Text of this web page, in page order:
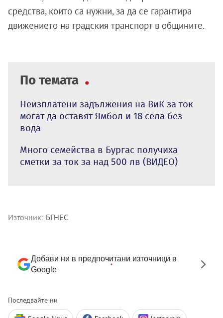
средства, които са нужни, за да се гарантира
движението на градския транспорт в общините.
По темата
Неизплатени задължения на ВиК за ток
могат да оставят Ямбол и 18 села без
вода
Много семейства в Бургас получиха
сметки за ток за над 500 лв (ВИДЕО)
Източник: БГНЕС
Добави ни в предпочитани източници в
Google
Последвайте ни